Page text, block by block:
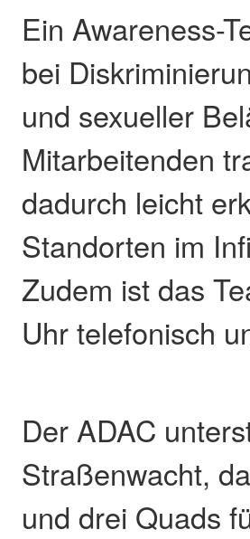
Ein Awareness-
bei
und sexueller
Mitarbeitenden
dadurch leicht
Standorten im
Zudem ist das
Uhr telefonisch
Der ADAC
Straßenwacht,
und drei Quads